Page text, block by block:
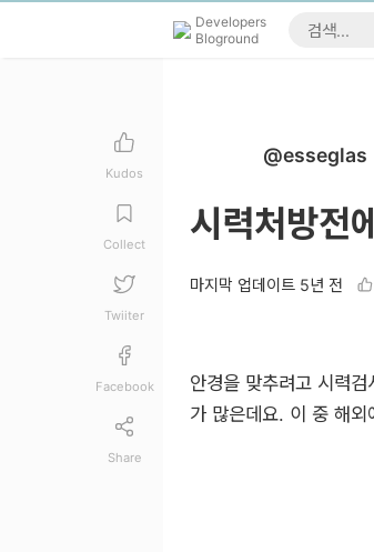
Developers
Bloground
Kudos
Collect
Twiiter
Facebook
Share
@esseglas
시력처방전
마지막 업데이트 5년 전
안경을 맞추려고 시력
가 많은데요. 이 중 해